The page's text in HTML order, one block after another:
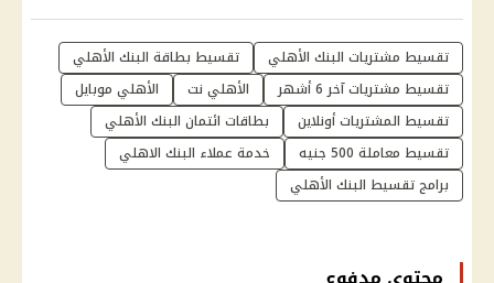
تقسيط مشتريات البنك الأهلي
تقسيط بطاقة البنك الأهلي
تقسيط مشتريات آخر 6 أشهر
الأهلي نت
الأهلي موبايل
تقسيط المشتريات أونلاين
بطاقات ائتمان البنك الأهلي
تقسيط معاملة 500 جنيه
خدمة عملاء البنك الاهلي
برامج تقسيط البنك الأهلي